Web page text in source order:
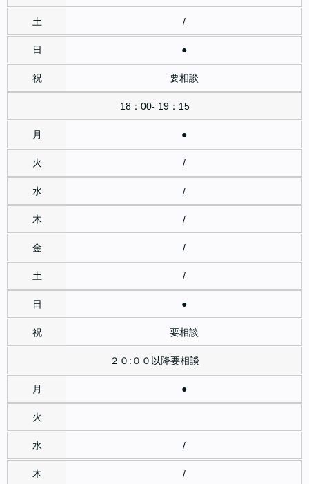
/
●
要相談
18：00- 19：15
●
/
/
/
/
/
●
要相談
２０:００以降要相談
●
/
/